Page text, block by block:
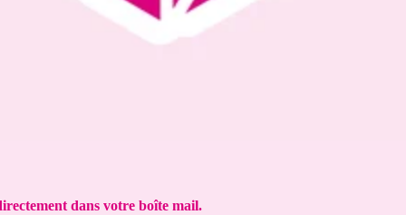
dans votre boîte mail.